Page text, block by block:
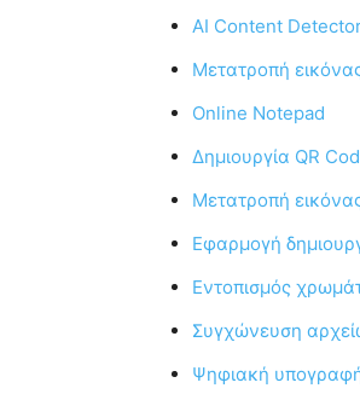
AI Content
Μετατροπή
Online Notepad
Δημιουργία QR
Μετατροπή
Εφαρμογή
Εντοπισμός
Συγχώνευση
Ψηφιακή